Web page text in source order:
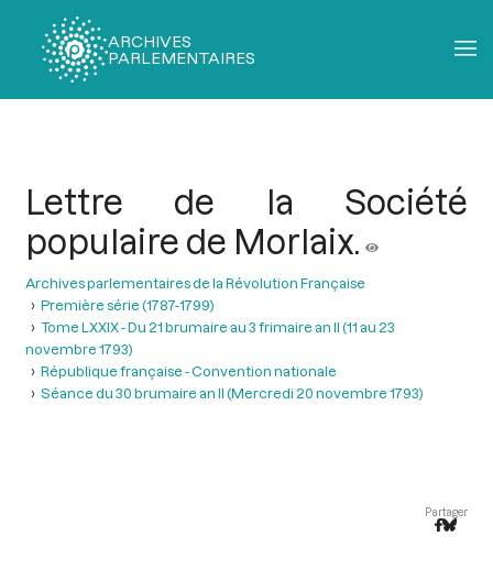
ARCHIVES
PARLEMENTAIRES
Lettre de la Société
populaire de Morlaix.
Archives parlementaires de la Révolution Française
Première série (1787-1799)
Tome LXXIX - Du 21 brumaire au 3 frimaire an II (11 au 23
novembre 1793)
République française - Convention nationale
Séance du 30 brumaire an II (Mercredi 20 novembre 1793)
Partager